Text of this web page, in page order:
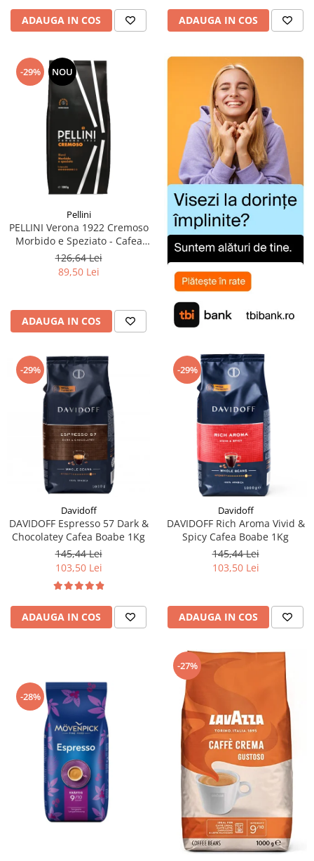
ADAUGA IN COS ADAUGA IN COS
-29% NOU
Pellini
PELLINI Verona 1922 Cremoso
Morbido e Speziato - Cafea
Boabe 1kg
126,64 Lei
89,50 Lei
ADAUGA IN COS
-29%
Davidoff
DAVIDOFF Espresso 57 Dark &
Chocolatey Cafea Boabe 1Kg
145,44 Lei
103,50 Lei
ADAUGA IN COS
-29%
Davidoff
DAVIDOFF Rich Aroma Vivid &
Spicy Cafea Boabe 1Kg
145,44 Lei
103,50 Lei
ADAUGA IN COS
-28%
-27%